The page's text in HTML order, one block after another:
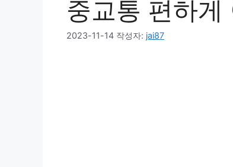
중교통 편하게
2023-11-14 작성자: jai87